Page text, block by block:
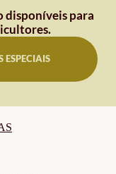
disponíveis para
ESPECIAIS